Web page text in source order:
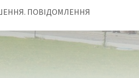
ПОВІДОМЛЕННЯ